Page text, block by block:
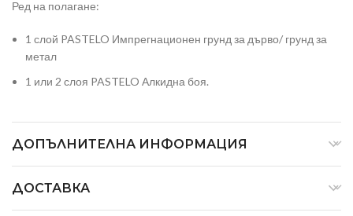
Ред на полагане:
1 слой PASTELO Импрегнационен грунд за дърво/ грунд за
метал
1 или 2 слоя PASTELO Алкидна боя.
ДОПЪЛНИТЕЛНА ИНФОРМАЦИЯ
ДОСТАВКА